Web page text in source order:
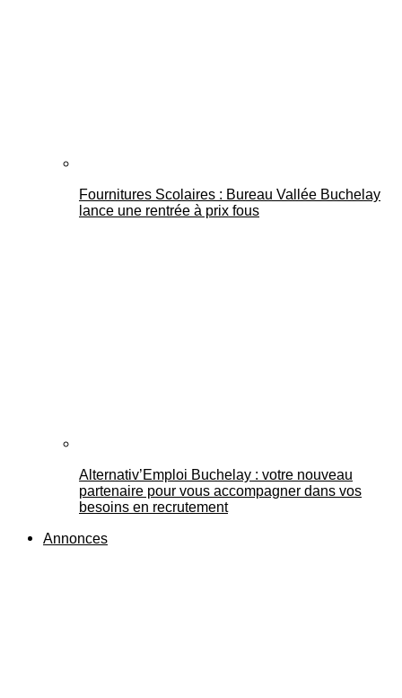
Fournitures Scolaires : Bureau Vallée Buchelay
lance une rentrée à prix fous
Alternativ’Emploi Buchelay : votre nouveau
partenaire pour vous accompagner dans vos
besoins en recrutement
Annonces